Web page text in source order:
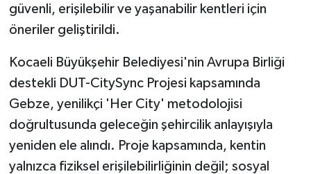
güvenli, erişilebilir ve yaşanabilir kentleri için
öneriler geliştirildi.
Kocaeli Büyükşehir Belediyesi'nin Avrupa Birliği
destekli DUT-CitySync Projesi kapsamında
Gebze, yenilikçi 'Her City' metodolojisi
doğrultusunda geleceğin şehircilik anlayışıyla
yeniden ele alındı. Proje kapsamında, kentin
yalnızca fiziksel erişilebilirliğinin değil; sosyal